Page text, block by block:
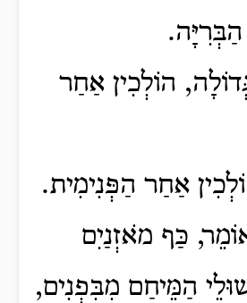
הַבְּרִיָּה.
הוֹלְכִין אַחַר
אַחַר הַפְּנִימִית.
כַּף מֹאזְנַיִם
הַמֵּיחַם מִבִּפְנִים,